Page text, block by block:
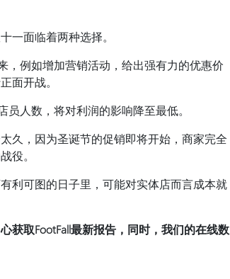
一面临着两种选择。
例如增加营销活动，给出强有力的优惠价
面开战。
人数，将对利润的影响降至最低。
久，因为圣诞节的促销即将开始，商家完全
役。
利可图的日子里，可能对实体店而言成本就
获取FootFall最新报告，同时，我们的在线数